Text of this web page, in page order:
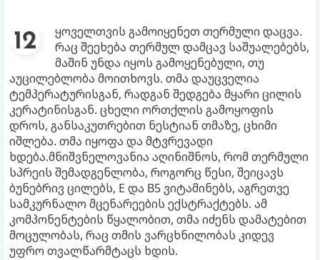
ყოველთვის გამოიყენეთ თერმული დაცვა.
რაც შეეხება თერმულ დამცავ საშუალებებს,
მაშინ უნდა იყოს გამოყენებული, თუ
აუცილებლობა მოითხოვს. თმა დაუცველია
ტემპერატურისგან, რადგან შედგება მყარი ცილის
კერატინისგან. ცხელი ორთქლის გამოყოფის
დროს, განსაკუთრებით ნესტიან თმაზე, ცხიმი
იშლება. თმა იყოფა და მტვრევადი
ხდება.მნიშვნელოვანია აღინიშნოს, რომ თერმული
სპრეის შემადგენლობა, როგორც წესი, შეიცავს
ბუნებრივ ცილებს, E და B5 ვიტამინებს, აგრეთვე
სამკურნალო მცენარეების ექსტრაქტებს. ამ
კომპონენტების წყალობით, თმა იძენს დამატებით
მოცულობას, რაც თმის ვარცხნილობას კიდევ
უფრო თვალწარმტაცს ხდის.